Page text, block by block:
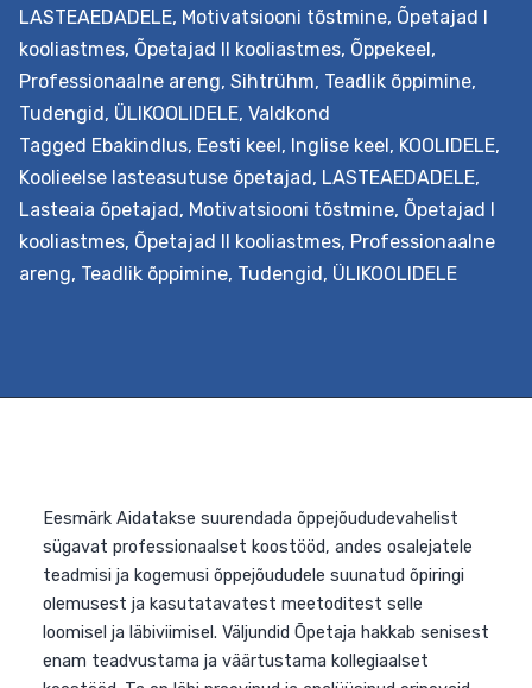
ning õpetajahariduse üliõpilaste teadmisi ja oskusi,
analüüsimaks ja hindamaks iseseisvalt õppevara, mis
toetaks laste arengut ja õpilaste õppimist. Väljundid
Koolituse läbinu õpib tundma kvaliteetse õppevara
kriteeriumeid, oskab neist lähtuvalt…Continue reading
LASTEAEDADELE, Motivatsiooni tõstmine, Õpetajad I
kooliastmes, Õpetajad II kooliastmes, Õppekeel,
Professionaalne areng, Sihtrühm, Teadlik õppimine,
Tudengid, ÜLIKOOLIDELE, Valdkond
Tagged Ebakindlus, Eesti keel, Inglise keel, KOOLIDELE,
Koolieelse lasteasutuse õpetajad, LASTEAEDADELE,
Lasteaia õpetajad, Motivatsiooni tõstmine, Õpetajad I
kooliastmes, Õpetajad II kooliastmes, Professionaalne
areng, Teadlik õppimine, Tudengid, ÜLIKOOLIDELE